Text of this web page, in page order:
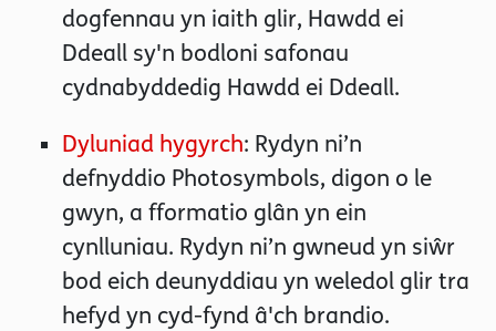
dogfennau yn iaith glir, Hawdd ei
Ddeall sy'n bodloni safonau
cydnabyddedig Hawdd ei Ddeall.
Dyluniad hygyrch: Rydyn ni’n
defnyddio Photosymbols, digon o le
gwyn, a fformatio glân yn ein
cynlluniau. Rydyn ni’n gwneud yn siŵr
bod eich deunyddiau yn weledol glir tra
hefyd yn cyd-fynd â'ch brandio.